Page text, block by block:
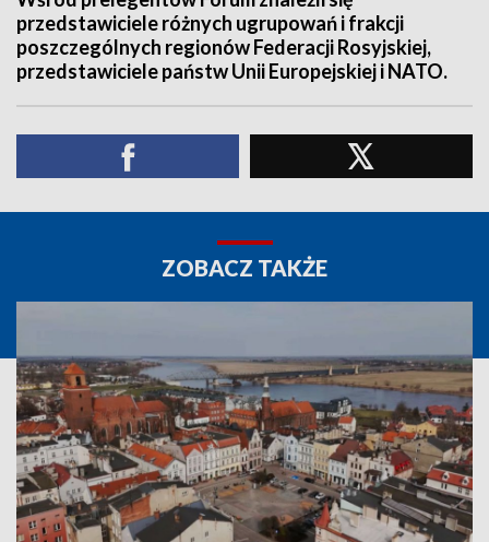
przedstawiciele różnych ugrupowań i frakcji
poszczególnych regionów Federacji Rosyjskiej,
przedstawiciele państw Unii Europejskiej i NATO.
ZOBACZ TAKŻE